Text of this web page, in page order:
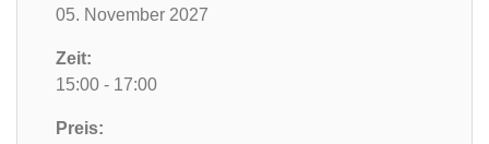
05. November 2027
Zeit:
15:00 - 17:00
Preis: